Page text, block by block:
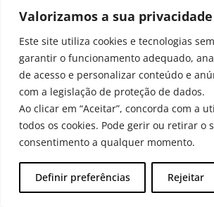
Valorizamos a sua privacidade
Este site utiliza cookies e tecnologias
garantir o funcionamento adequado,
de acesso e personalizar conteúdo e
com a legislação de proteção de dados.
Ao clicar em “Aceitar”, concorda com a
todos os cookies. Pode gerir ou retirar o
consentimento a qualquer momento.
Definir preferências Rejeitar
Quem
Somos
Política
Editorial
Política de
Privacidade